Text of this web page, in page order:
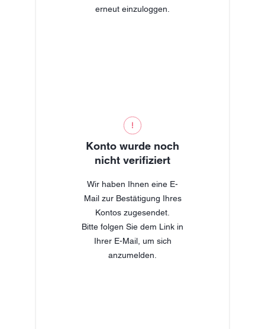
erneut einzuloggen.
Konto wurde noch
nicht verifiziert
Wir haben Ihnen eine E-
Mail zur Bestätigung Ihres
Kontos zugesendet.
Bitte folgen Sie dem Link in
Ihrer E-Mail, um sich
anzumelden.